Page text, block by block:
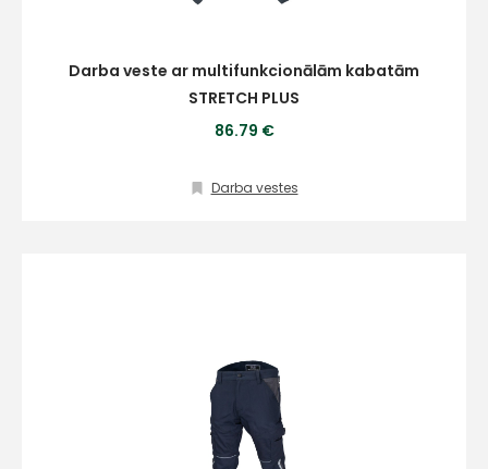
Darba veste ar multifunkcionālām kabatām
STRETCH PLUS
86.79 €
Darba vestes
Ziņojums
Sūtīt ziņojumu